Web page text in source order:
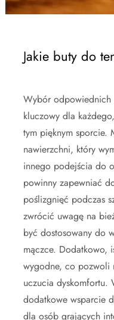
Jakie buty do
Wybór odpowiednich
kluczowy dla
tym pięknym sporcie.
nawierzchni, który
innego podejścia do
powinny zapewniać
poślizgnięć podczas
zwrócić uwagę na
być dostosowany do
mączce. Dodatkowo,
wygodne, co pozwoli
uczucia
dodatkowe wsparcie
dla osób grających